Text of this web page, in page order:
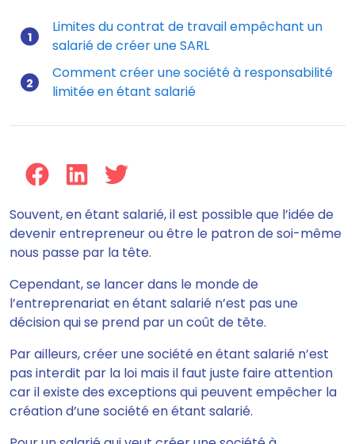
Mis à jour le 23/07/2024
Limites du contrat de travail empêchant un
salarié de créer une SARL
Comment créer une société à responsabilité
limitée en étant salarié
Souvent, en étant salarié, il est possible que l’idée de
devenir entrepreneur ou être le patron de soi-même
nous passe par la tête.
Cependant,se lancer dans le monde de
l’entreprenariat en étant salarié n’est pas une
décision qui se prend par un coût de tête.
Par ailleurs, créer une société en étant salarié n’est
pas interdit par la loi mais il faut juste faire attention
car il existe des exceptions qui peuvent empêcher la
création d’une société en étant salarié.